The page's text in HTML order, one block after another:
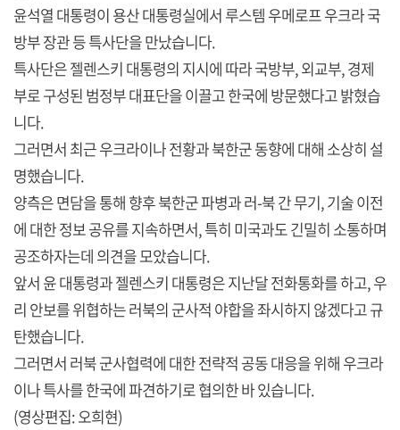
윤석열 대통령이 용산 대통령실에서 루스템 우메로프 우크라 국
방부 장관 등 특사단을 만났습니다.
특사단은 젤렌스키 대통령의 지시에 따라 국방부, 외교부, 경제
부로 구성된 범정부 대표단을 이끌고 한국에 방문했다고 밝혔습
니다.
그러면서 최근 우크라이나 전황과 북한군 동향에 대해 소상히 설
명했습니다.
양측은 면담을 통해 향후 북한군 파병과 러-북 간 무기, 기술 이전
에 대한 정보 공유를 지속하면서, 특히 미국과도 긴밀히 소통하며
공조하자는데 의견을 모았습니다.
앞서 윤 대통령과 젤렌스키 대통령은 지난달 전화통화를 하고, 우
리 안보를 위협하는 러북의 군사적 야합을 좌시하지 않겠다고 규
탄했습니다.
그러면서 러북 군사협력에 대한 전략적 공동 대응을 위해 우크라
이나 특사를 한국에 파견하기로 협의한 바 있습니다.
(영상편집: 오희현)